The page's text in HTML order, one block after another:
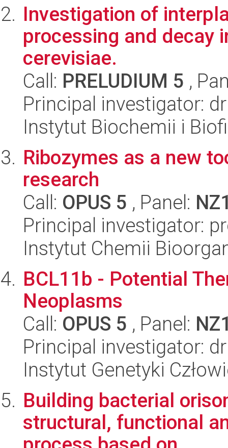
Investigation of
processing and decay
cerevisiae.
Call: PRELUDIUM 5 ,
Principal investigator:
Instytut Biochemii i
Ribozymes as a new
research
Call: OPUS 5 , Panel:
Principal investigator:
Instytut Chemii
BCL11b - Potential
Neoplasms
Call: OPUS 5 , Panel:
Principal investigator:
Instytut Genetyki
Building bacterial
structural, functional